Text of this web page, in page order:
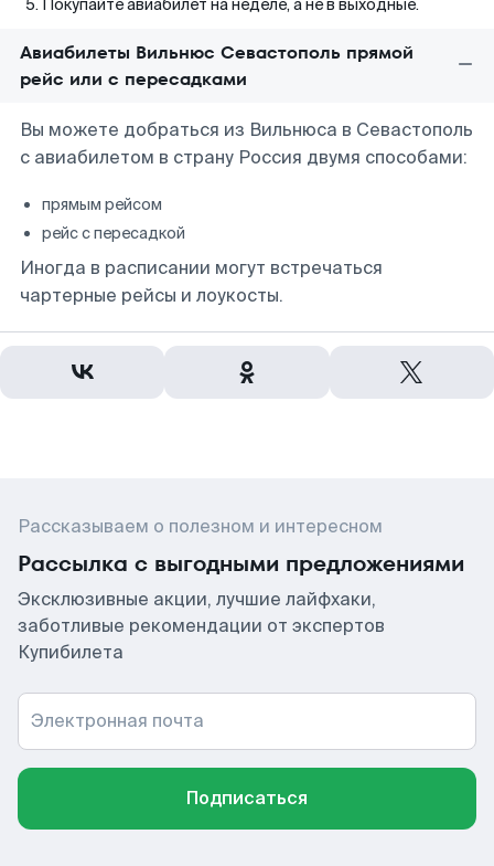
Покупайте авиабилет на неделе, а не в выходные.
Авиабилеты Вильнюс Севастополь прямой
рейс или с пересадками
Вы можете добраться из Вильнюса в Севастополь
с авиабилетом в страну Россия двумя способами:
прямым рейсом
рейс с пересадкой
Иногда в расписании могут встречаться
чартерные рейсы и лоукосты.
Рассказываем о полезном и интересном
Рассылка с выгодными предложениями
Эксклюзивные акции, лучшие лайфхаки,
заботливые рекомендации от экспертов
Купибилета
Электронная почта
Подписаться